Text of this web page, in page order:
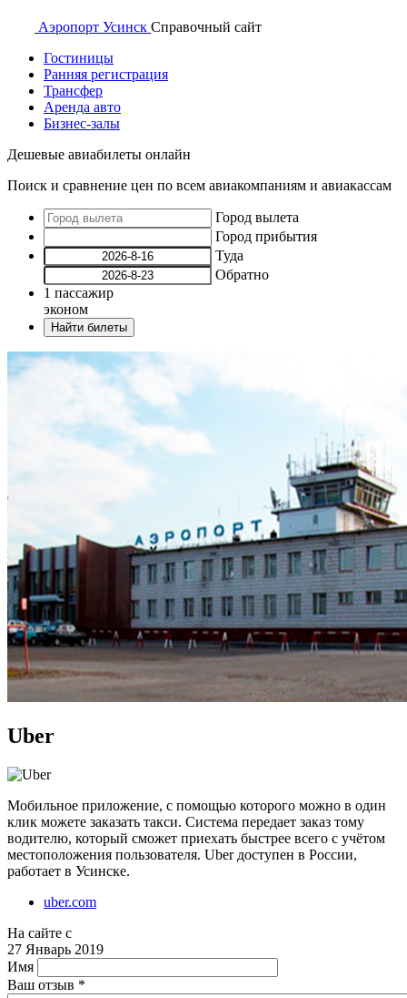
Аэропорт Усинск Справочный сайт
Гостиницы
Ранняя регистрация
Трансфер
Аренда авто
Бизнес-залы
Дешевые авиабилеты онлайн
Поиск и сравнение цен по всем авиакомпаниям и авиакассам
Город вылета
Город прибытия
Туда
Обратно
1 пассажир
эконом
Найти билеты
Uber
Мобильное приложение, с помощью которого можно в один
клик можете заказать такси. Система передает заказ тому
водителю, который сможет приехать быстрее всего с учётом
местоположения пользователя. Uber доступен в России,
работает в Усинске.
uber.com
На сайте с
27 Январь 2019
Имя
Ваш отзыв *